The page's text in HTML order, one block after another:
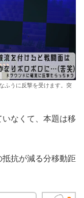
ふうに反撃を受けます。突
なくて、本題は移
抗が減る分移動距